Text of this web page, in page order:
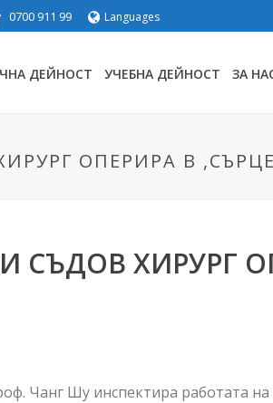
0700 911 99 Languages
ДЕЙНОСТ УЧЕБНА ДЕЙНОСТ ЗА
ОПЕРИРА В
СЪДОВ ХИРУРГ
Чанг Шу инспектира работата